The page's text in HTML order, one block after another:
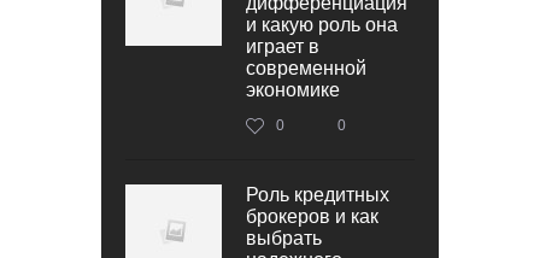
и какую роль она
играет в
современной
экономике
0 0
Роль кредитных
брокеров и как
выбрать